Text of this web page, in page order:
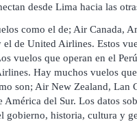
desde Lima hacia las
como el de; Air Canada,
de United Airlines. Estos
vuelos que operan en el
Hay muchos vuelos
son; Air New Zealand, Lan
América del Sur. Los datos
gobierno, historia, cultura y